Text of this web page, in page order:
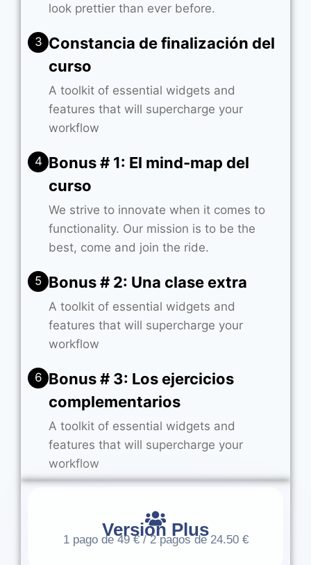
look prettier than ever before.
3 Constancia de finalización del
curso
A toolkit of essential widgets and
features that will supercharge your
workflow
4 Bonus # 1: El mind-map del
curso
We strive to innovate when it comes to
functionality. Our mission is to be the
best, come and join the ride.
5 Bonus # 2: Una clase extra
A toolkit of essential widgets and
features that will supercharge your
workflow
6 Bonus # 3: Los ejercicios
complementarios
A toolkit of essential widgets and
features that will supercharge your
workflow
Versión Plus
1 pago de 49 € / 2 pagos de 24.50 €